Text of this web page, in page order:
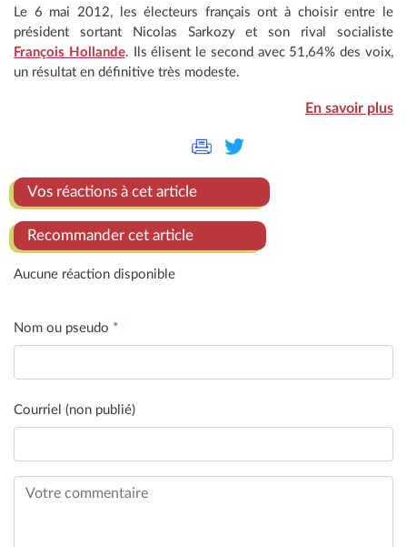
Le 6 mai 2012, les électeurs français ont à choisir entre le
président sortant Nicolas Sarkozy et son rival socialiste
François Hollande. Ils élisent le second avec 51,64% des voix,
un résultat en définitive très modeste.
En savoir plus
Vos réactions à cet article
Recommander cet article
Aucune réaction disponible
Nom ou pseudo *
Courriel (non publié)